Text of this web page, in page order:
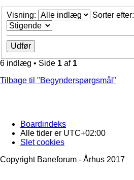
Visning: Sorter efter:
6 indlæg • Side 1 af 1
Tilbage til "Begynderspørgsmål"
Boardindeks
Alle tider er UTC+02:00
Slet cookies
Copyright Baneforum - Århus 2017